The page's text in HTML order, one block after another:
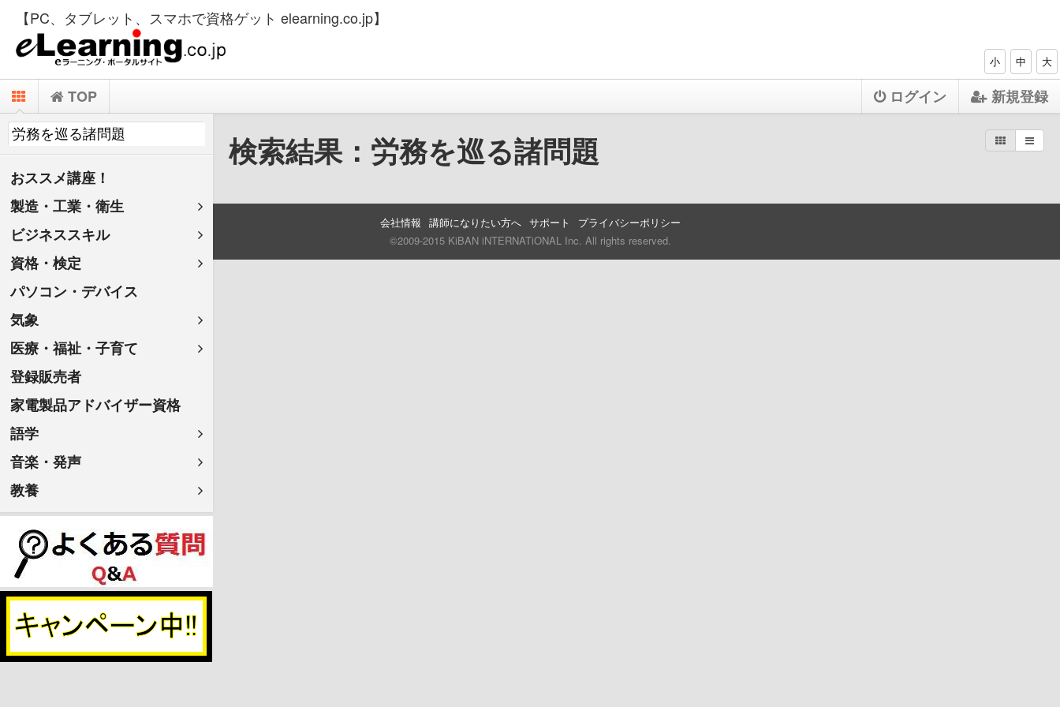
【PC、タブレット、スマホで資格ゲット elearning.co.jp】
小 中 大
TOP ログイン 新規登録
おススメ講座！
製造・工業・衛生
ビジネススキル
資格・検定
パソコン・デバイス
気象
医療・福祉・子育て
登録販売者
家電製品アドバイザー資格
語学
音楽・発声
教養
検索結果：労務を巡る諸問題
会社情報 講師になりたい方へ サポート
プライバシーポリシー
©2009-2015 KiBAN iNTERNATiONAL Inc. All rights reserved.